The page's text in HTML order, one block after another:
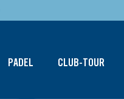
PADEL CLUB-TOUR